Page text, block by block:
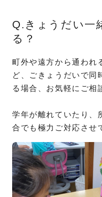
Q.きょうだい一
る？
町外や遠方から通われ
ど、ごきょうだいで同
る場合、お気軽にご相
学年が離れていたり、
合でも極力ご対応させ